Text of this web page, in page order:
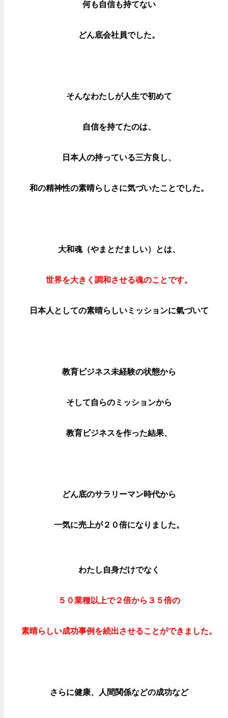
何も自信も持てない
どん底会社員でした。
そんなわたしが人生で初めて
自信を持てたのは、
日本人の持っている三方良し、
和の精神性の素晴らしさに気づいたことでした。
大和魂（やまとだましい） とは、
世界を大きく 調和させる魂のことです。
日本人としての素晴らしいミッションに氣づいて
教育ビジネス未経験の状態から
そして自らのミッションから
教育ビジネスを作った結果、
どん底のサラリーマン時代から
一気に売上が２０倍になりました。
わたし自身だけでなく
５０業種以上で２倍から３５倍の
素晴らしい成功事例を続出させることができました。
さらに健康、人間関係などの成功など